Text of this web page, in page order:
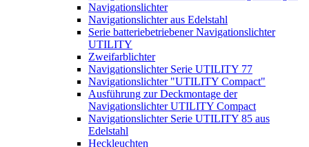
Navigationslichter
Navigationslichter aus Edelstahl
Serie batteriebetriebener Navigationslichter
UTILITY
Zweifarblichter
Navigationslichter Serie UTILITY 77
Navigationslichter "UTILITY Compact"
Ausführung zur Deckmontage der
Navigationslichter UTILITY Compact
Navigationslichter Serie UTILITY 85 aus
Edelstahl
Heckleuchten